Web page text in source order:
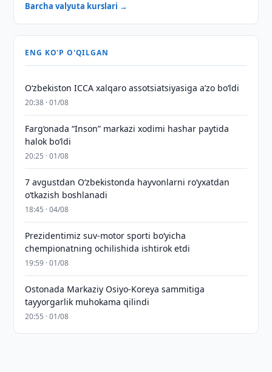
Barcha valyuta kurslari →
ENG KO'P O'QILGAN
O‘zbekiston ICCA xalqaro assotsiatsiyasiga aʼzo bo‘ldi
20:38 · 01/08
Farg‘onada “Inson” markazi xodimi hashar paytida
halok bo‘ldi
20:25 · 01/08
7 avgustdan O‘zbekistonda hayvonlarni ro‘yxatdan
o‘tkazish boshlanadi
18:45 · 04/08
Prezidentimiz suv-motor sporti bo‘yicha
chempionatning ochilishida ishtirok etdi
19:59 · 01/08
Ostonada Markaziy Osiyo-Koreya sammitiga
tayyorgarlik muhokama qilindi
20:55 · 01/08